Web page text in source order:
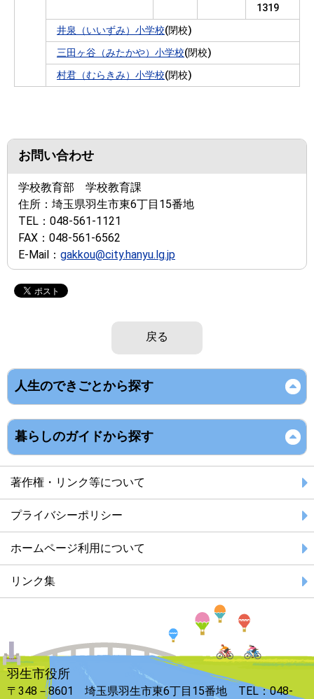
1319
井泉（いいずみ）小学校(閉校)
三田ヶ谷（みたかや）小学校(閉校)
村君（むらきみ）小学校(閉校)
お問い合わせ
学校教育部 学校教育課
住所： 埼玉県羽生市東6丁目15番地
TEL： 048-561-1121
FAX： 048-561-6562
E-Mail： gakkou@city.hanyu.lg.jp
戻る
人生のできごとから探す
暮らしのガイドから探す
著作権・リンク等について
プライバシーポリシー
ホームページ利用について
リンク集
羽生市役所
〒348－8601 埼玉県羽生市東6丁目15番地 TEL：048-